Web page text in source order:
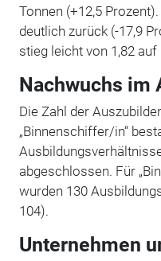
Tonnen (+12,5
deutlich zurück (-17,9
stieg leicht von 1,82 auf
Nachwuchs im
Die Zahl der
„Binnenschiffer/in“
abgeschlossen. Für
wurden 130
104).
Unternehmen